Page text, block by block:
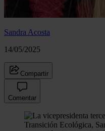
Sandra Acosta
14/05/2025
Compartir
Comentar